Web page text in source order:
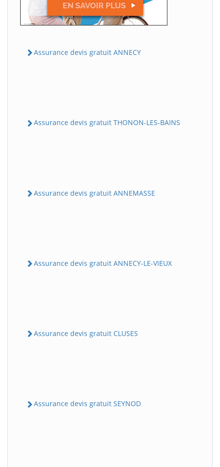
Assurance devis gratuit ANNECY
Assurance devis gratuit THONON-LES-BAINS
Assurance devis gratuit ANNEMASSE
Assurance devis gratuit ANNECY-LE-VIEUX
Assurance devis gratuit CLUSES
Assurance devis gratuit SEYNOD